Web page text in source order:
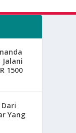
Jalani
1500
Yang